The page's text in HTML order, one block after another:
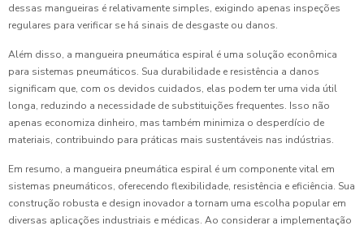
dessas mangueiras é relativamente simples, exigindo apenas inspeções
regulares para verificar se há sinais de desgaste ou danos.
Além disso, a mangueira pneumática espiral é uma solução econômica
para sistemas pneumáticos. Sua durabilidade e resistência a danos
significam que, com os devidos cuidados, elas podem ter uma vida útil
longa, reduzindo a necessidade de substituições frequentes. Isso não
apenas economiza dinheiro, mas também minimiza o desperdício de
materiais, contribuindo para práticas mais sustentáveis nas indústrias.
Em resumo, a mangueira pneumática espiral é um componente vital em
sistemas pneumáticos, oferecendo flexibilidade, resistência e eficiência. Sua
construção robusta e design inovador a tornam uma escolha popular em
diversas aplicações industriais e médicas. Ao considerar a implementação